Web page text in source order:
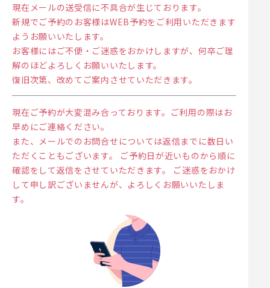
現在メールの送受信に不具合が生じております。
新規でご予約のお客様はWEB予約をご利用いただきます
ようお願いいたします。
お客様にはご不便・ご迷惑をおかけしますが、何卒ご理
解のほどよろしくお願いいたします。
復旧次第、改めてご案内させていただきます。
現在ご予約が大変混み合っております。ご利用の際はお
早めにご連絡ください。
また、メールでのお問合せについては返信までに数日い
ただくこともございます。 ご予約日が近いものから順に
確認をして返信をさせていただきます。 ご迷惑をおかけ
して申し訳ございませんが、よろしくお願いいたしま
す。